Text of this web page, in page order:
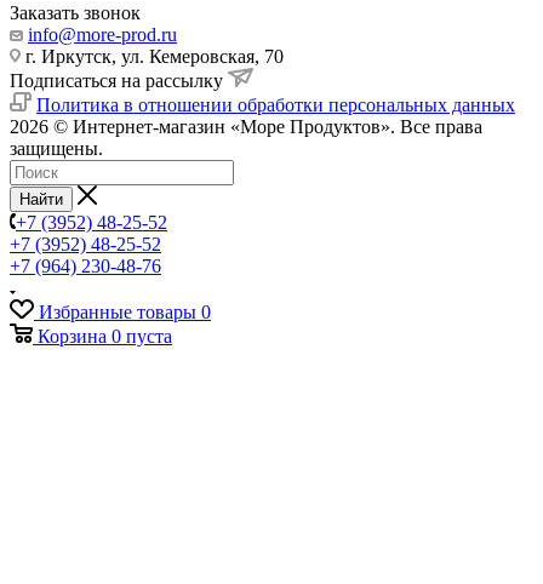
Заказать звонок
info@more-prod.ru
г. Иркутск, ул. Кемеровская, 70
Подписаться на рассылку
Политика в отношении обработки персональных данных
2026 © Интернет-магазин «Море Продуктов». Все права
защищены.
Найти
+7 (3952) 48-25-52
+7 (3952) 48-25-52
+7 (964) 230-48-76
Избранные товары 0
Корзина 0 пуста